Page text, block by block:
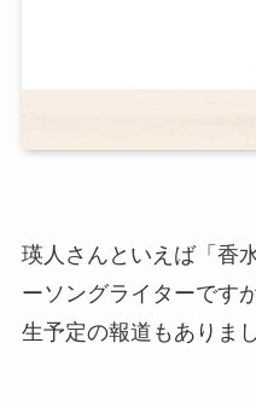
瑛人さんといえば「香
ーソングライターです
生予定の報道もありまし